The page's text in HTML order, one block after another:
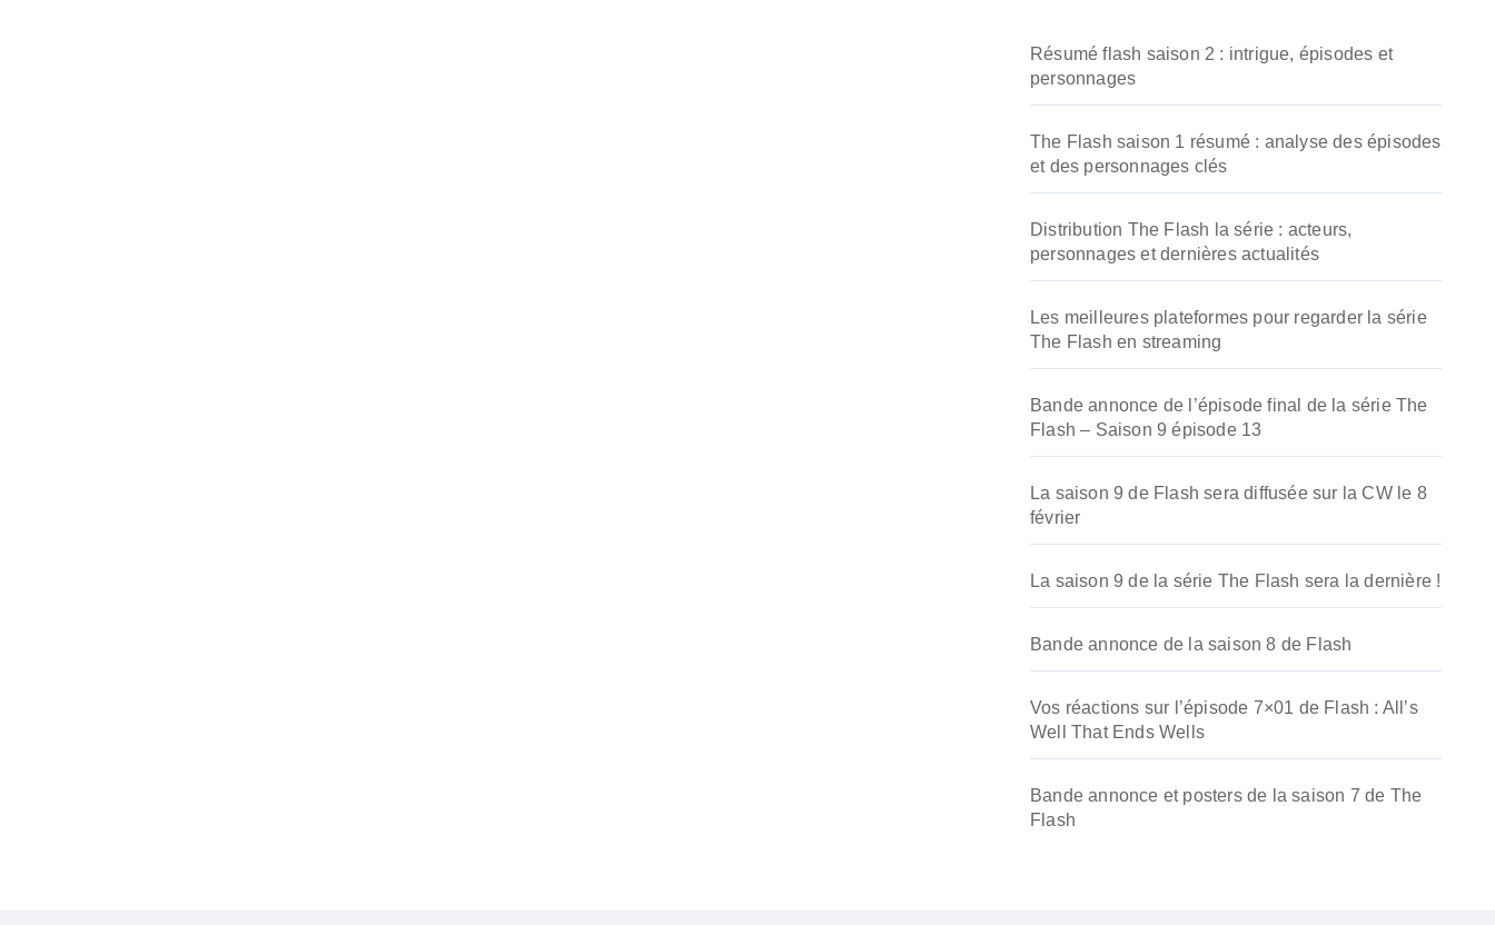
e
r
Résumé flash saison 2 : intrigue, épisodes et
personnages
The Flash saison 1 résumé : analyse des épisodes
et des personnages clés
Distribution The Flash la série : acteurs,
personnages et dernières actualités
Les meilleures plateformes pour regarder la série
The Flash en streaming
Bande annonce de l’épisode final de la série The
Flash – Saison 9 épisode 13
La saison 9 de Flash sera diffusée sur la CW le 8
février
La saison 9 de la série The Flash sera la dernière !
Bande annonce de la saison 8 de Flash
Vos réactions sur l’épisode 7×01 de Flash : All’s
Well That Ends Wells
Bande annonce et posters de la saison 7 de The
Flash